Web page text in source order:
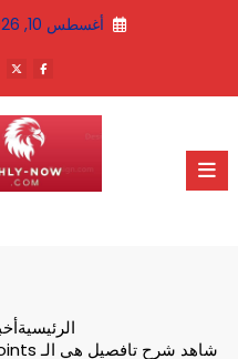
أغسطس 10, 2026
الرئيسية